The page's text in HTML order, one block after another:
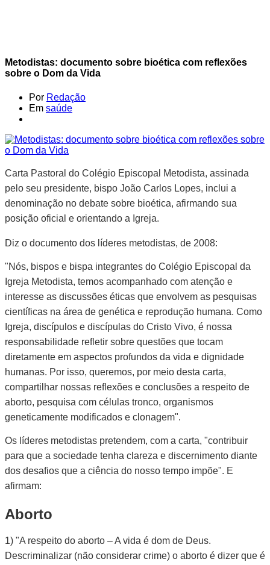
Metodistas: documento sobre bioética com reflexões
sobre o Dom da Vida
Por Redação
Em saúde
Carta Pastoral do Colégio Episcopal Metodista, assinada
pelo seu presidente, bispo João Carlos Lopes, inclui a
denominação no debate sobre bioética, afirmando sua
posição oficial e orientando a Igreja.
Diz o documento dos líderes metodistas, de 2008:
"Nós, bispos e bispa integrantes do Colégio Episcopal da
Igreja Metodista, temos acompanhado com atenção e
interesse as discussões éticas que envolvem as pesquisas
científicas na área de genética e reprodução humana. Como
Igreja, discípulos e discípulas do Cristo Vivo, é nossa
responsabilidade refletir sobre questões que tocam
diretamente em aspectos profundos da vida e dignidade
humanas. Por isso, queremos, por meio desta carta,
compartilhar nossas reflexões e conclusões a respeito de
aborto, pesquisa com células tronco, organismos
geneticamente modificados e clonagem".
Os líderes metodistas pretendem, com a carta, "contribuir
para que a sociedade tenha clareza e discernimento diante
dos desafios que a ciência do nosso tempo impõe". E
afirmam:
Aborto
1) "A respeito do aborto – A vida é dom de Deus.
Descriminalizar (não considerar crime) o aborto é dizer que é